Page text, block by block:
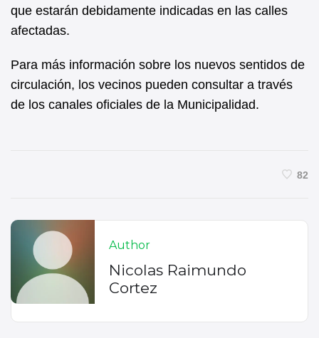
que estarán debidamente indicadas en las calles
afectadas.
Para más información sobre los nuevos sentidos de
circulación, los vecinos pueden consultar a través
de los canales oficiales de la Municipalidad.
82
Author
Nicolas Raimundo
Cortez